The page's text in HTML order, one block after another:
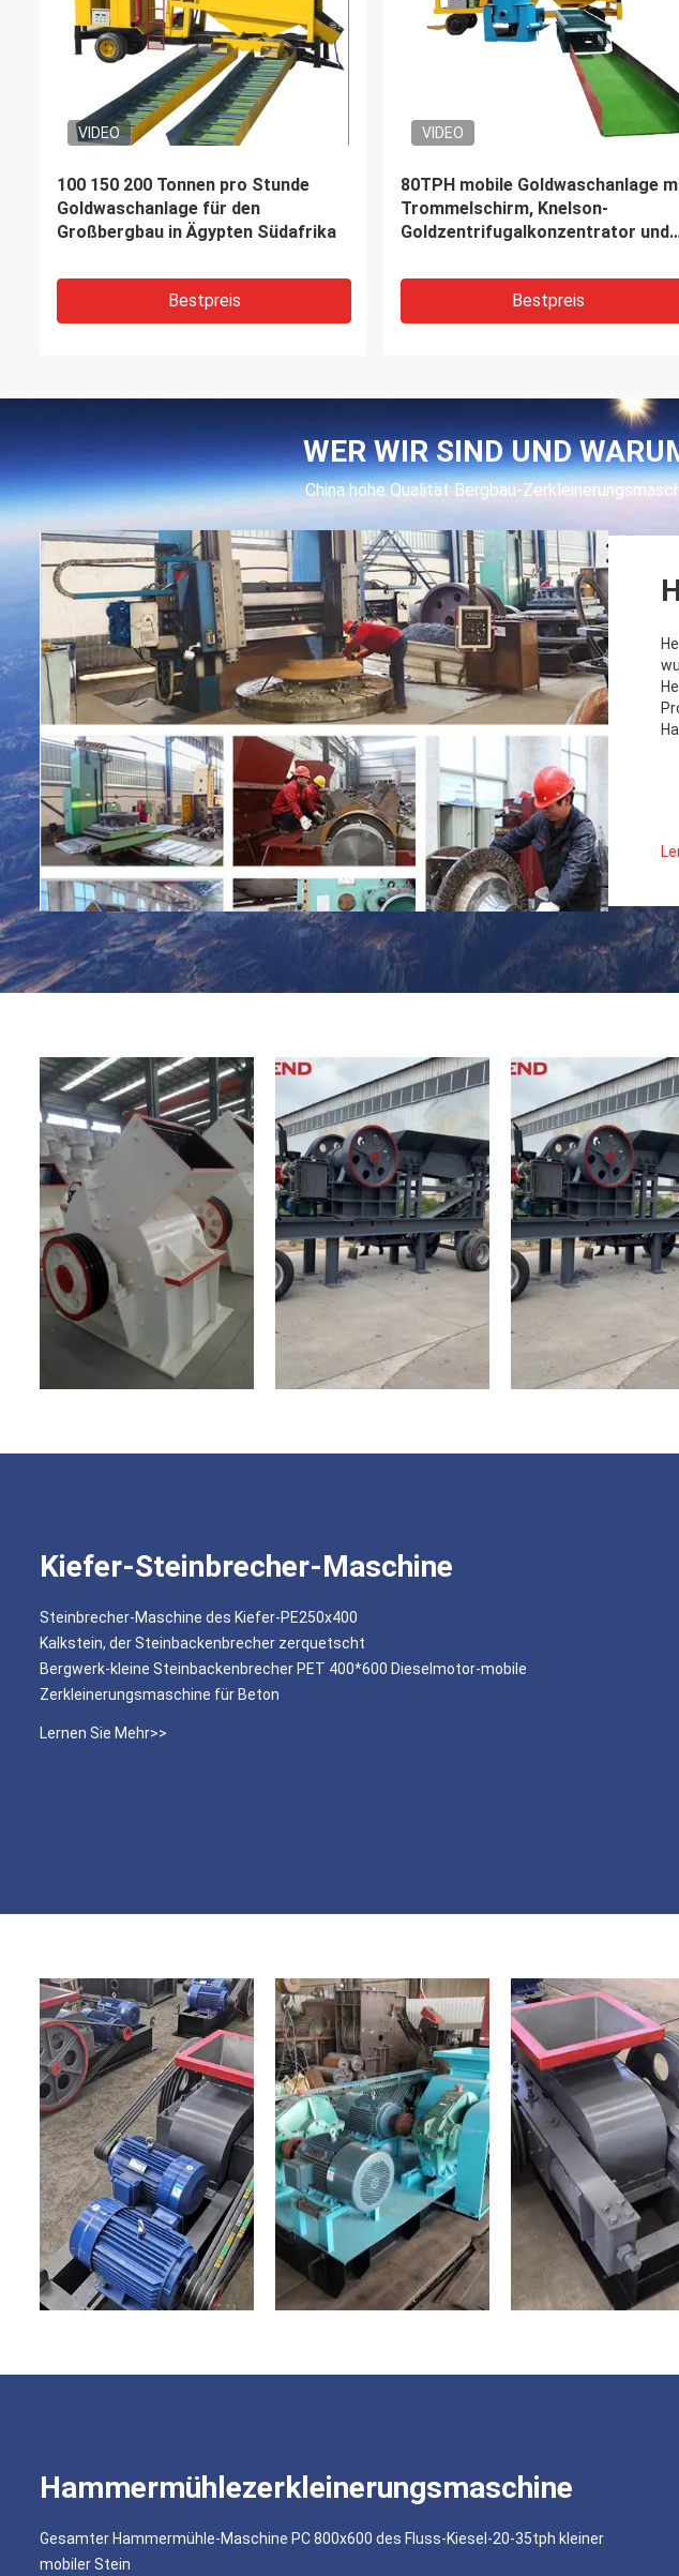
Reibendes Gold nasser Pan Mill
Bestpreis
Doppelt-Walzenbrecher-Maschine
des Golderz-380V
Bestpreis
WER WIR SIND UND
China hohe Qualität Bergbau-
Kiefer-Steinbrecher-Maschine
Steinbrecher-Maschine des Kiefer-PE250x400
Kalkstein, der Steinbackenbrecher zerquetscht
Bergwerk-kleine Steinbackenbrecher PET 400*600 Dieselmotor-mobile
Zerkleinerungsmaschine für Beton
Lernen Sie Mehr>>
Hammermühlezerkleinerungsmaschine
Gesamter Hammermühle-Maschine PC 800x600 des Fluss-Kiesel-20-35tph kleiner
mobiler Stein